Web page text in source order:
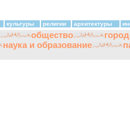
культуры религии архитектуры
общество
наука и образование